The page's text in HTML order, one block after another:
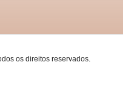
os direitos reservados.